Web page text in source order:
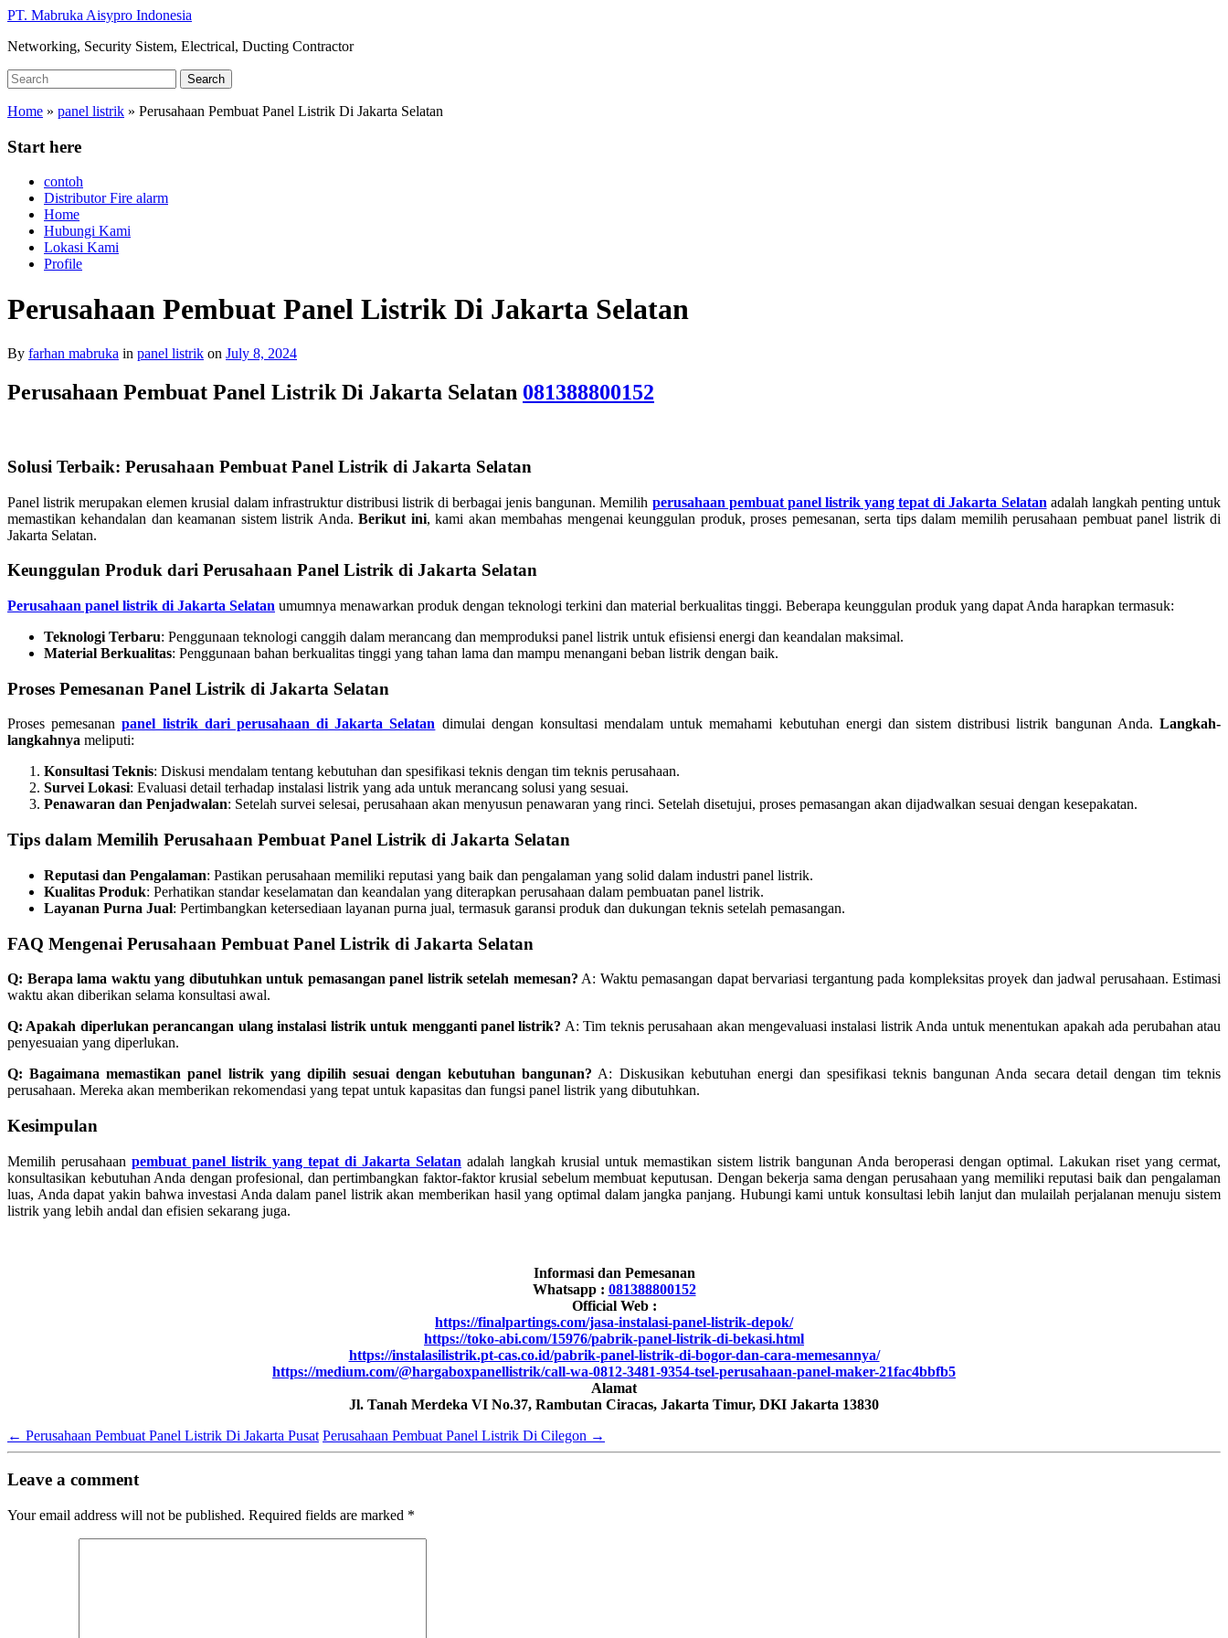
Skip
main
PT. Mabruka Aisypro Indonesia
Networking, Security Sistem, Electrical, Ducting Contractor
Search
for:
Search
Home » panel listrik » Perusahaan Pembuat Panel Listrik Di Jakarta Selatan
Start here
contoh
Distributor Fire alarm
Home
Hubungi Kami
Lokasi Kami
Profile
Perusahaan Pembuat Panel Listrik Di Jakarta Selatan
By farhan mabruka in panel listrik on July 8, 2024
Perusahaan Pembuat Panel Listrik Di Jakarta Selatan 081388800152
Solusi Terbaik: Perusahaan Pembuat Panel Listrik di Jakarta Selatan
Panel listrik merupakan elemen krusial dalam infrastruktur distribusi listrik di berbagai jenis bangunan. Memilih perusahaan pembuat panel listrik yang tepat di Jakarta Selatan adalah langkah penting untuk
memastikan kehandalan dan keamanan sistem listrik Anda.Berikut ini, kami akan membahas mengenai keunggulan produk, proses pemesanan, serta tips dalam memilih perusahaan pembuat panel listrik di
Jakarta Selatan.
Keunggulan Produk dari Perusahaan Panel Listrik di Jakarta Selatan
Perusahaan panel listrik di Jakarta Selatan umumnya menawarkan produk dengan teknologi terkini dan material berkualitas tinggi. Beberapa keunggulan produk yang dapat Anda harapkan termasuk:
Teknologi Terbaru: Penggunaan teknologi canggih dalam merancang dan memproduksi panel listrik untuk efisiensi energi dan keandalan maksimal.
Material Berkualitas: Penggunaan bahan berkualitas tinggi yang tahan lama dan mampu menangani beban listrik dengan baik.
Proses Pemesanan Panel Listrik di Jakarta Selatan
Proses pemesananpanel listrik dari perusahaan di Jakarta Selatan dimulai dengan konsultasi mendalam untuk memahami kebutuhan energi dan sistem distribusi listrik bangunan Anda.Langkah-
langkahnya meliputi:
Konsultasi Teknis: Diskusi mendalam tentang kebutuhan dan spesifikasi teknis dengan tim teknis perusahaan.
Survei Lokasi: Evaluasi detail terhadap instalasi listrik yang ada untuk merancang solusi yang sesuai.
Penawaran dan Penjadwalan: Setelah survei selesai, perusahaan akan menyusun penawaran yang rinci. Setelah disetujui, proses pemasangan akan dijadwalkan sesuai dengan kesepakatan.
Tips dalam Memilih Perusahaan Pembuat Panel Listrik di Jakarta Selatan
Reputasi dan Pengalaman: Pastikan perusahaan memiliki reputasi yang baik dan pengalaman yang solid dalam industri panel listrik.
Kualitas Produk: Perhatikan standar keselamatan dan keandalan yang diterapkan perusahaan dalam pembuatan panel listrik.
Layanan Purna Jual: Pertimbangkan ketersediaan layanan purna jual, termasuk garansi produk dan dukungan teknis setelah pemasangan.
FAQ Mengenai Perusahaan Pembuat Panel Listrik di Jakarta Selatan
Q: Berapa lama waktu yang dibutuhkan untuk pemasangan panel listrik setelah memesan? A: Waktu pemasangan dapat bervariasi tergantung pada kompleksitas proyek dan jadwal perusahaan. Estimasi
waktu akan diberikan selama konsultasi awal.
Q: Apakah diperlukan perancangan ulang instalasi listrik untuk mengganti panel listrik? A: Tim teknis perusahaan akan mengevaluasi instalasi listrik Anda untuk menentukan apakah ada perubahan atau
penyesuaian yang diperlukan.
Q: Bagaimana memastikan panel listrik yang dipilih sesuai dengan kebutuhan bangunan? A: Diskusikan kebutuhan energi dan spesifikasi teknis bangunan Anda secara detail dengan tim teknis
perusahaan. Mereka akan memberikan rekomendasi yang tepat untuk kapasitas dan fungsi panel listrik yang dibutuhkan.
Kesimpulan
Memilih perusahaan pembuat panel listrik yang tepat di Jakarta Selatan adalah langkah krusial untuk memastikan sistem listrik bangunan Anda beroperasi dengan optimal. Lakukan riset yang cermat,
konsultasikan kebutuhan Anda dengan profesional, dan pertimbangkan faktor-faktor krusial sebelum membuat keputusan. Dengan bekerja sama dengan perusahaan yang memiliki reputasi baik dan pengalaman
luas, Anda dapat yakin bahwa investasi Anda dalam panel listrik akan memberikan hasil yang optimal dalam jangka panjang. Hubungi kami untuk konsultasi lebih lanjut dan mulailah perjalanan menuju sistem
listrik yang lebih andal dan efisien sekarang juga.
Informasi dan Pemesanan
Whatsapp : 081388800152
Official Web :
https://finalpartings.com/jasa-instalasi-panel-listrik-depok/
https://toko-abi.com/15976/pabrik-panel-listrik-di-bekasi.html
https://instalasilistrik.pt-cas.co.id/pabrik-panel-listrik-di-bogor-dan-cara-memesannya/
https://medium.com/@hargaboxpanellistrik/call-wa-0812-3481-9354-tsel-perusahaan-panel-maker-21fac4bbfb5
Alamat
Jl. Tanah Merdeka VI No.37, Rambutan Ciracas, Jakarta Timur, DKI Jakarta 13830
← Perusahaan Pembuat Panel Listrik Di Jakarta Pusat Perusahaan Pembuat Panel Listrik Di Cilegon →
Leave a comment
Your email address will not be published. Required fields are marked *